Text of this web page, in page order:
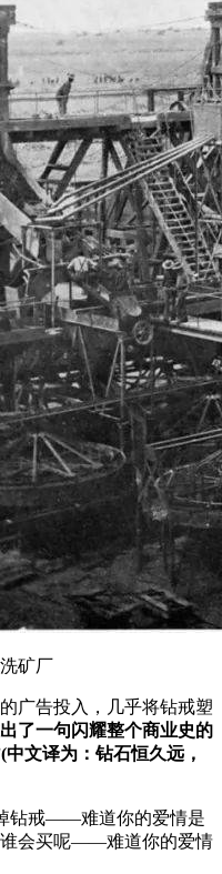
矿厂
广告投入，几乎将钻戒塑
了一句闪耀整个商业史的
文译为：钻石恒久远，
钻戒——难道你的爱情是
谁会买呢——难道你的爱情